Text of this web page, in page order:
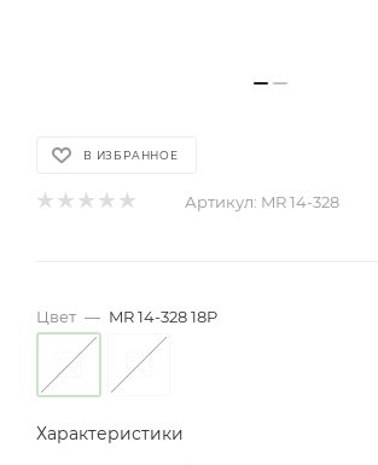
В ИЗБРАННОЕ
Артикул: MR 14-328
Цвет — MR 14-328 18P
Характеристики